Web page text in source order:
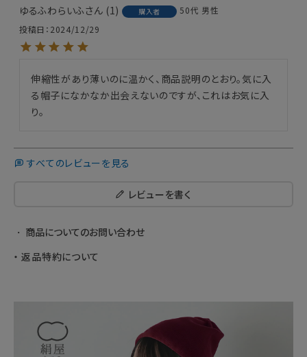
ゆるふわらいふ 1 購入者 50代 男性
投稿日
2024/12/29
伸縮性があり薄いのに温かく、商品説明のとおり。気に入
る帽子になかなか出会えないのですが、これはお気に入
り。
すべてのレビューを見る
レビューを書く
商品についてのお問い合わせ
返品特約について